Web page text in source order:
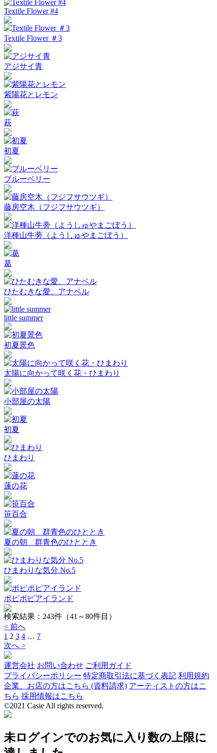
Textile Flower #4
Textile Flower ＃3
アジサイ青
紫陽花とレモン
萩
初夏
ブルーベリー
藤房空木（フジフサウツギ）
洋種山牛蒡（ようしゅやまごぼう）
葛
ひたむきな愛、アナベル
little summer
初夏景色
太陽に向かって咲く花・ひまわり
小部屋の太陽
初夏
ひまわり
蓮の花
笹百合
夏の朝 群青色のひととき
ひまわりな気分 No.5
ポピポピアイランド
検索結果： 243件（41～80件目）
< 前へ
1 2 3 4 … 7
次へ >
運営会社 お問い合わせ ご利用ガイド
プライバシーポリシー 特定商取引法に基づく表記 利用規約
企業、お店の方はこちら (資料請求) アーティストの方はこ
ちら 採用情報はこちら
©2021 Casie All rights reserved.
未ログインでのお気に入り数の上限に